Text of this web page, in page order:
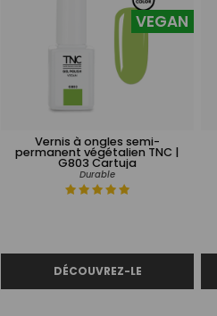
Vernis à ongles semi-
permanent végétalien TNC |
G803 Cartuja
Durable
VEGAN